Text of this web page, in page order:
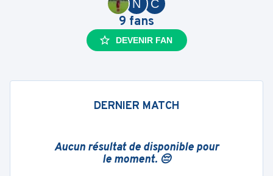
C
N
9 fans
DEVENIR FAN
DERNIER MATCH
Aucun résultat de disponible pour
le moment. 😔